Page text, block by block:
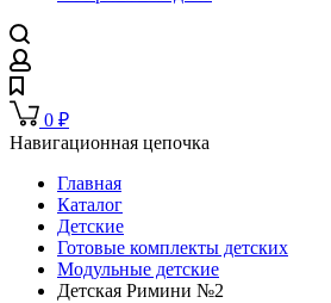
0 ₽
Навигационная цепочка
Главная
Каталог
Детские
Готовые комплекты детских
Модульные детские
Детская Римини №2